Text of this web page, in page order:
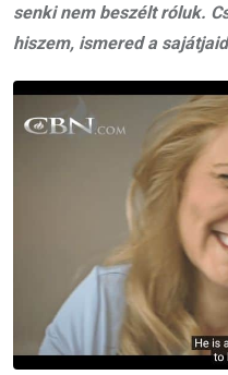
senki nem beszélt róluk.
hiszem, ismered a